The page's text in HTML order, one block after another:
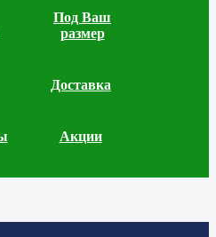
Под Ваш
размер
Доставка
Акции